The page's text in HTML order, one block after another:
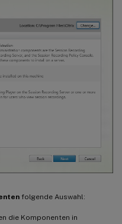
folgende Auswahl:
die Komponenten in